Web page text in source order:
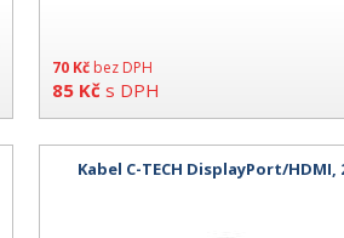
70 Kč bez DPH
85 Kč s DPH
Kabel C-TECH DisplayPort/HDMI,